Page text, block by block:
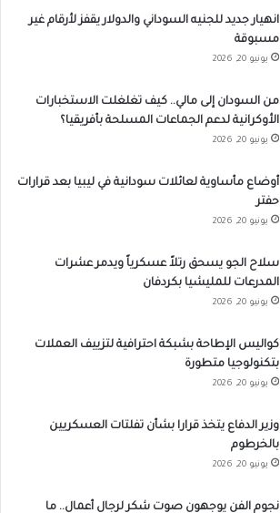
انهيار جديد للجنيه السوداني والدولار يقفز لأرقام غير
مسبوقة
يونيو 20, 2026
من السودان إلى مالي.. كيف تغلغلت الاستخبارات
الأوكرانية لدعم الجماعات المسلحة بأفريقيا؟
يونيو 20, 2026
أوضاع مأساوية لعائلات سودانية في ليبيا بعد قرارات
حفتر
يونيو 20, 2026
سلاح الجو يسحق رتلاً عسكرياً ويدمر عشرات
المدرعات للمليشيا بكردفان
يونيو 20, 2026
كواليس الإطاحة بشبكة احترافية لتزييف العملات
بتكنولوجيا متطورة
يونيو 20, 2026
وزير الدفاع يتخذ قرارا بشأن تفلتات العسكريين
بالخرطوم
يونيو 20, 2026
نجوم الفن يوجهون صوت شكر لرجال أعمال.. ما